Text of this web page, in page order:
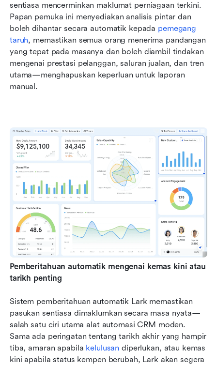
sentiasa mencerminkan maklumat perniagaan terkini.
Papan pemuka ini menyediakan analisis pintar dan
boleh dihantar secara automatik kepada pemegang
taruh, memastikan semua orang menerima pandangan
yang tepat pada masanya dan boleh diambil tindakan
mengenai prestasi pelanggan, saluran jualan, dan tren
utama—menghapuskan keperluan untuk laporan
manual.
Pemberitahuan automatik mengenai kemas kini atau
tarikh penting
Sistem pemberitahuan automatik Lark memastikan
pasukan sentiasa dimaklumkan secara masa nyata—
salah satu ciri utama alat automasi CRM moden.
Sama ada peringatan tentang tarikh akhir yang hampir
tiba, amaran apabila kelulusan diperlukan, atau kemas
kini apabila status kempen berubah, Lark akan segera